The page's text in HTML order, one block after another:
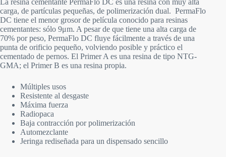
carga, de partículas pequeñas, de polimerización dual. PermaFlo
DC tiene el menor grosor de película conocido para resinas
cementantes: sólo 9μm. A pesar de que tiene una alta carga de
70% por peso, PermaFlo DC fluye fácilmente a través de una
punta de orificio pequeño, volviendo posible y práctico el
cementado de pernos. El Primer A es una resina de tipo NTG-
GMA; el Primer B es una resina propia.
Múltiples usos
Resistente al desgaste
Máxima fuerza
Radiopaca
Baja contracción por polimerización
Automezclante
Jeringa rediseñada para un dispensado sencillo